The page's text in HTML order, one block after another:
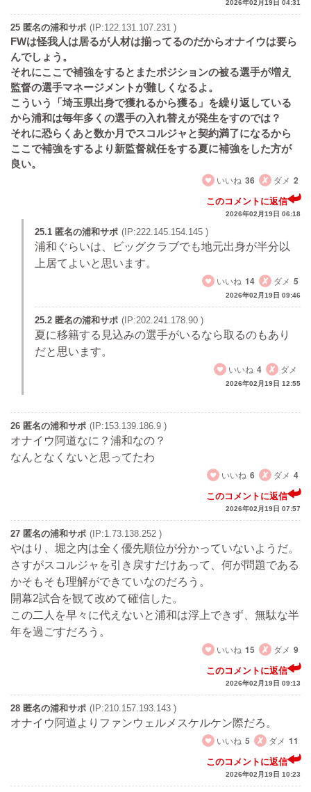
2026年02月19日 04:31
25 匿名の浦和サポ (IP:122.131.107.231 )
FWは怪我人は居るが人材は揃ってるのだからオナイウは要ら
んでしょう。
それにここで補強をするとまたポジションの被る選手が増え
監督の選手マネージメントが難しくなるよ。
こういう「埼玉県出身で獲れるから獲る」を繰り返している
から浦和は毎年多くの選手の入れ替えが発生をすのでは？
それに恐らくあと数か月でスコルジャと契約満了になるから
ここで補強をするより新監督就任をする夏に補強をした方が
良い。
いいね 36 ダメ 2
このコメントに返信
2026年02月19日 06:18
25.1 匿名の浦和サポ (IP:222.145.154.145 )
浦和ぐらいは、ビッグクラブでも地元出身が半分以
上居てよいと思います。
いいね 14 ダメ 5
2026年02月19日 09:46
25.2 匿名の浦和サポ (IP:202.241.178.90 )
夏に移籍する見込みの選手がいるなら取るのもあり
だと思います。
いいね 4 ダメ
2026年02月19日 12:55
26 匿名の浦和サポ (IP:153.139.186.9 )
オナイウ阿道なに？浦和なの？
なんとなくないと思ってたわ
いいね 6 ダメ 4
このコメントに返信
2026年02月19日 07:57
27 匿名の浦和サポ (IP:1.73.138.252 )
やはり、堀之内は全く優先順位が分かっていないようだ。
さすがスコルジャを引き戻すだけあって、何が問題である
かそもそも理解ができていなのだろう。
開幕2試合を観て改めて確信した。
この二人を早々に代えないと浦和は浮上できず、無駄な半
年を過ごすだろう。
いいね 15 ダメ 9
このコメントに返信
2026年02月19日 09:13
28 匿名の浦和サポ (IP:210.157.193.143 )
オナイウ阿道よりファンウェルメスケルケン際だろ。
いいね 5 ダメ 11
このコメントに返信
2026年02月19日 10:23